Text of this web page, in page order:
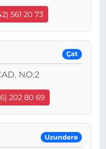
561 20 73
Çat
NO:2
202 80 69
Uzundere